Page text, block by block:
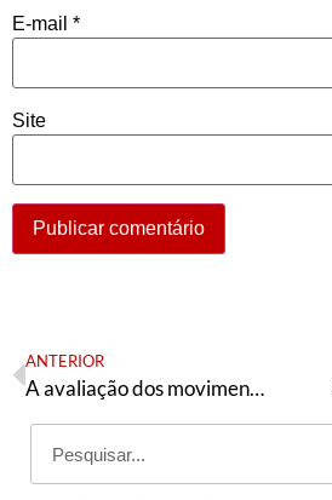
E-mail *
Site
ANTERIOR
A avaliação dos movimentos negros em 2021 e o espectro total do identitarismo branco